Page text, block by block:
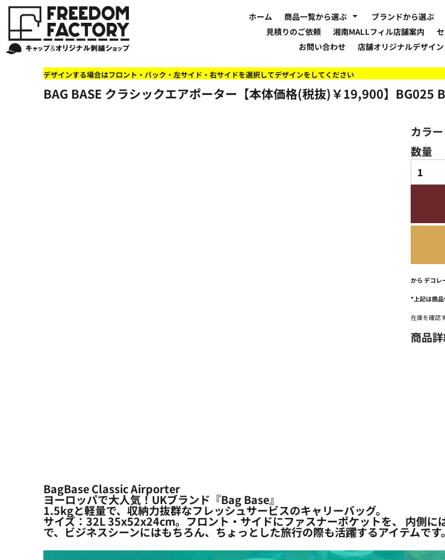
ホーム 商品一覧から選ぶ ブランドから選ぶ
見積りのご依頼
湘南MALLフィル店舗案内
お問い合わせ
店舗オリジナルデザイン
デザインする場合はフロント・バック・左サイド・右サイドを選択してデザインをしてください
BAG BASE クラシックエアポーター【本体価格(税抜)￥19,900】BG025
カラー
数量
から デコレ
*上記は商
在庫を確認
商品
BagBase Classic Airporter
ヨーロッパで大人気！UKブランド『Bag Base』
1.5kgと軽量で、収納力抜群なフレッシュサービスのキャリーバッグ。
サイズ：32L 35x52x24cm。フロント・サイドにファスナーポケットを、 内側
で、ビジネスシーンにはもちろん、ちょっとした旅行の際も活躍するアイテムです
ホーム
商品一覧から選ぶ
商品一覧から選ぶ
オーダー方法
オーダー方法
新着おすすめ商品
セール
NEW ERA BLANK CAP(ニューエラ 無地キャップ）
FLEXFIT/YUPOONG（フレックスフィット/ユーポン 無地キャップ）
その他ブランドブランク無地キャップ
オリジナル刺繍をオーダー
文字でデザインする場合
お客様のデザインをアップロードする場合
ネットで購入した方で再注文したい方へ
Q&A 質問と回答参考事例
【帽子】刺繍価格について
【アパレル】刺繍価格について
送料について
オリジナル刺繍製作事例
オリジナル刺繍価格参考事例
バッグやTシャツにも刺繍可能
59FIFTYとは?
ユーポン/フレックスフィットとは
ユナイテッドアスレ取り扱い開始!
キャラクターワッペン販売中!
商品紹介・新着情報
刺繍・デザインの知識
刺繍ミシン・設備紹介
帽子のメンテナンス他
FREEDOM
アルファベット3D刺繍 花文字A A-Z
ワッペン
湘南
父の日
法人・企業向け商品特集
イベント・販促向け商品特集
学校・部活向け商品特集